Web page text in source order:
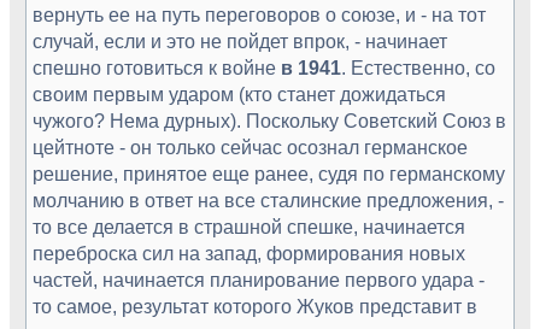
вернуть ее на путь переговоров о союзе, и - на тот
случай, если и это не пойдет впрок, - начинает
спешно готовиться к войне в 1941. Естественно, со
своим первым ударом (кто станет дожидаться
чужого? Нема дурных). Поскольку Советский Союз в
цейтноте - он только сейчас осознал германское
решение, принятое еще ранее, судя по германскому
молчанию в ответ на все сталинские предложения, -
то все делается в страшной спешке, начинается
переброска сил на запад, формирования новых
частей, начинается планирование первого удара -
то самое, результат которого Жуков представит в